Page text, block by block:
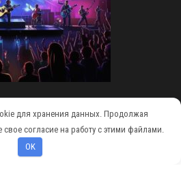
WordPress Тема: Envo Magazine
для хранения данных. Продолжая
согласие на работу с этими файлами.
OK